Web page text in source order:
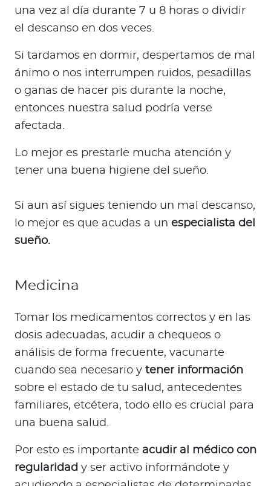
una vez al día durante 7 u 8 horas o dividir
el descanso en dos veces.
Si tardamos en dormir, despertamos de mal
ánimo o nos interrumpen ruidos, pesadillas
o ganas de hacer pis durante la noche,
entonces nuestra salud podría verse
afectada.
Lo mejor es prestarle mucha atención y
tener una buena higiene del sueño.
Si aun así sigues teniendo un mal descanso,
lo mejor es que acudas a un especialista del
sueño.
Medicina
Tomar los medicamentos correctos y en las
dosis adecuadas, acudir a chequeos o
análisis de forma frecuente, vacunarte
cuando sea necesario y tener información
sobre el estado de tu salud, antecedentes
familiares, etcétera, todo ello es crucial para
una buena salud.
Por esto es importante acudir al médico con
regularidad y ser activo informándote y